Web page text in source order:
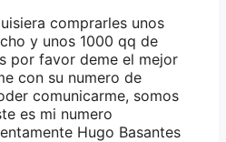
comprarles unos
y unos 1000 qq de
por favor deme el mejor
con su numero de
comunicarme, somos
es mi numero
Hugo Basantes